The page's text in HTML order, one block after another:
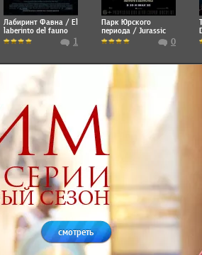
Лабиринт Фавна / El
laberinto del fauno
1
Парк Юрского
периода / Jurassic
Park
0
смотреть